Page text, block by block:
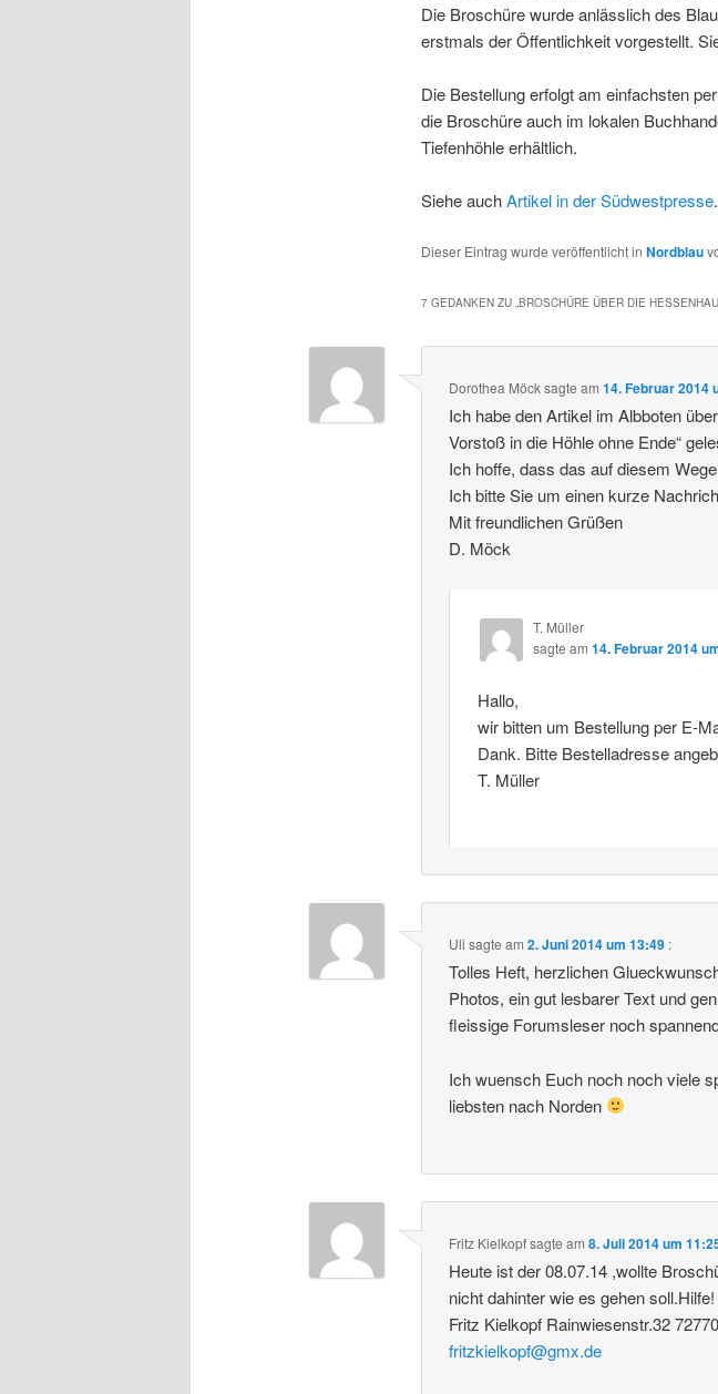
Die Broschüre wurde anlässlich des
erstmals der Öffentlichkeit vorgestellt.
Die Bestellung erfolgt am einfachsten
die Broschüre auch im lokalen
Tiefenhöhle erhältlich.
Siehe auchArtikel in der Südwestpresse.
Dieser Eintrag wurde veröffentlicht in Nordblau
7 GEDANKEN ZU „BROSCHÜRE ÜBER DIE
Dorothea Möcksagte am14. Februar 2014
Ich habe den Artikel im Albboten
Vorstoß in die Höhle ohne Ende“
Ich hoffe, dass das auf diesem
Ich bitte Sie um einen kurze
Mit freundlichen Grüßen
D. Möck
T. Müller
sagte am 14. Februar 2014
Hallo,
wir bitten um Bestellung per E-
Dank. Bitte Bestelladresse
T. Müller
Uli sagte am2. Juni 2014 um 13:49 :
Tolles Heft, herzlichen
Photos, ein gut lesbarer Text und
fleissige Forumsleser noch
Ich wuensch Euch noch noch viele
liebsten nach Norden
Fritz Kielkopfsagte am8. Juli 2014 um
Heute ist der 08.07.14 ,wollte
nicht dahinter wie es gehen
Fritz Kielkopf Rainwiesenstr.32
fritzkielkopf@gmx.de